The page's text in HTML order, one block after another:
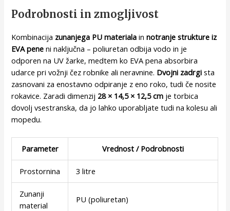
Podrobnosti in zmogljivost
Kombinacija zunanjega PU materiala innotranje strukture iz
EVA pene ni naključna – poliuretan odbija vodo in je
odporen na UV žarke, medtem ko EVA pena absorbira
udarce pri vožnji čez robnike ali neravnine. Dvojni zadrgi sta
zasnovani za enostavno odpiranje z eno roko, tudi če nosite
rokavice. Zaradi dimenzij 28 × 14,5 × 12,5 cm je torbica
dovolj vsestranska, da jo lahko uporabljate tudi na kolesu ali
mopedu.
Parameter Vrednost / Podrobnosti
Prostornina 3 litre
Zunanji
material
PU (poliuretan)